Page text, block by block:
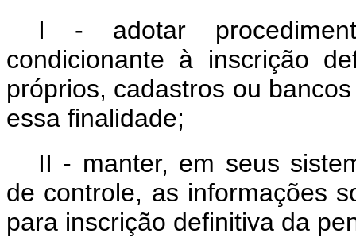
I - adotar
condicionante à inscrição
próprios, cadastros ou
essa finalidade;
II - manter, em seus
de controle, as informações
para inscrição definitiva da